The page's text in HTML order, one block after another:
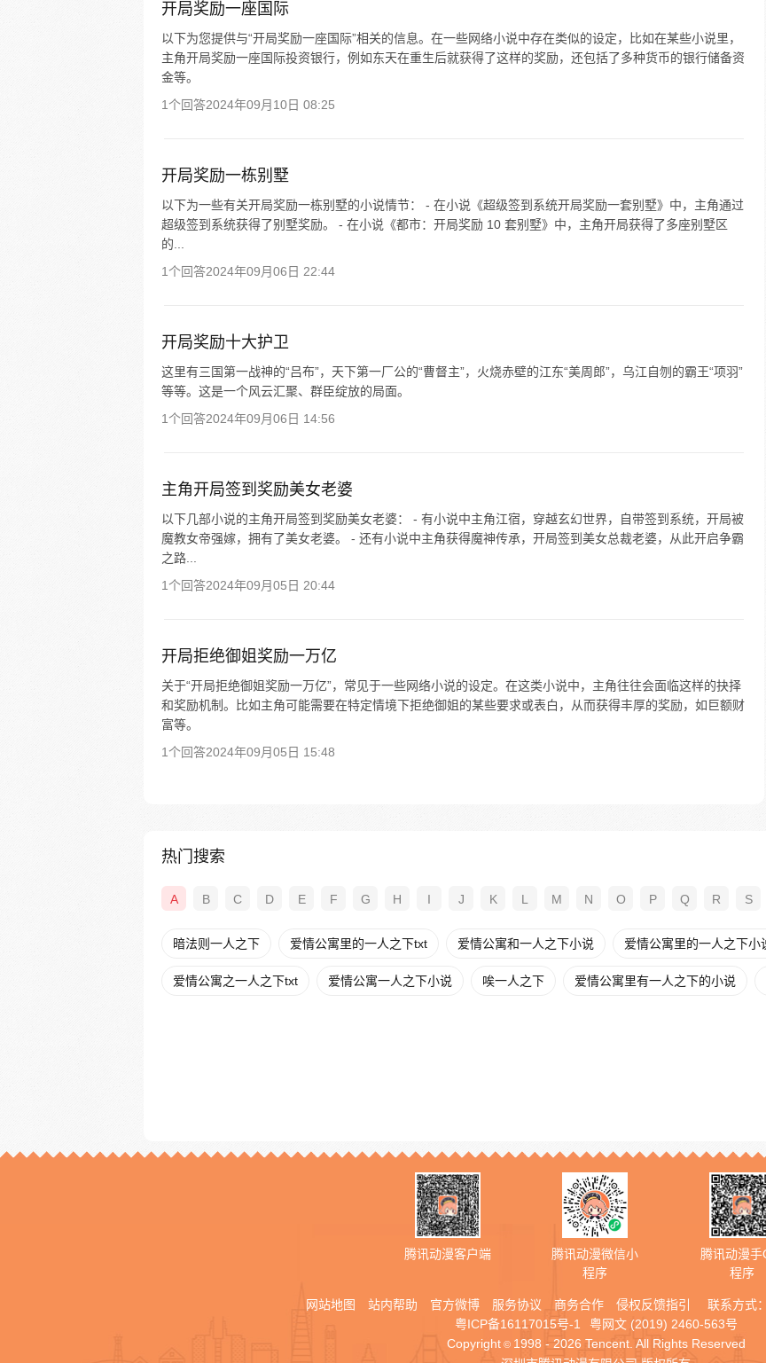
开局奖励一座国际
以下为您提供与“开局奖励一座国际”相关的信息。在一些网络小说中存在类似的设定，比如在某些小说里，
主角开局奖励一座国际投资银行，例如东天在重生后就获得了这样的奖励，还包括了多种货币的银行储备资
金等。
1个回答2024年09月10日 08:25
开局奖励一栋别墅
以下为一些有关开局奖励一栋别墅的小说情节： - 在小说《超级签到系统开局奖励一套别墅》中，主角通过
超级签到系统获得了别墅奖励。 - 在小说《都市：开局奖励 10 套别墅》中，主角开局获得了多座别墅区
的...
1个回答2024年09月06日 22:44
开局奖励十大护卫
这里有三国第一战神的“吕布”，天下第一厂公的“曹督主”，火烧赤壁的江东“美周郎”，乌江自刎的霸王“项羽”
等等。这是一个风云汇聚、群臣绽放的局面。
1个回答2024年09月06日 14:56
主角开局签到奖励美女老婆
以下几部小说的主角开局签到奖励美女老婆： - 有小说中主角江宿，穿越玄幻世界，自带签到系统，开局被
魔教女帝强嫁，拥有了美女老婆。 - 还有小说中主角获得魔神传承，开局签到美女总裁老婆，从此开启争霸
之路...
1个回答2024年09月05日 20:44
开局拒绝御姐奖励一万亿
关于“开局拒绝御姐奖励一万亿”，常见于一些网络小说的设定。在这类小说中，主角往往会面临这样的抉择
和奖励机制。比如主角可能需要在特定情境下拒绝御姐的某些要求或表白，从而获得丰厚的奖励，如巨额财
富等。
1个回答2024年09月05日 15:48
热门搜索
A B C D E F G H I J K L M N O P Q R S
暗法则一人之下 爱情公寓里的一人之下txt 爱情公寓和一人之下小说 爱情公寓里的一人之下小
爱情公寓之一人之下txt 爱情公寓一人之下小说 唉一人之下 爱情公寓里有一人之下的小说
腾讯动漫客户端
腾讯动漫微信小
程序
腾讯动漫手
程序
网站地图 站内帮助 官方微博 服务协议 商务合作 侵权反馈指引 联系方式：
粤ICP备16117015号-1
粤网文 (2019) 2460-563号
Copyright © 1998 - 2026 Tencent. All Rights Reserved